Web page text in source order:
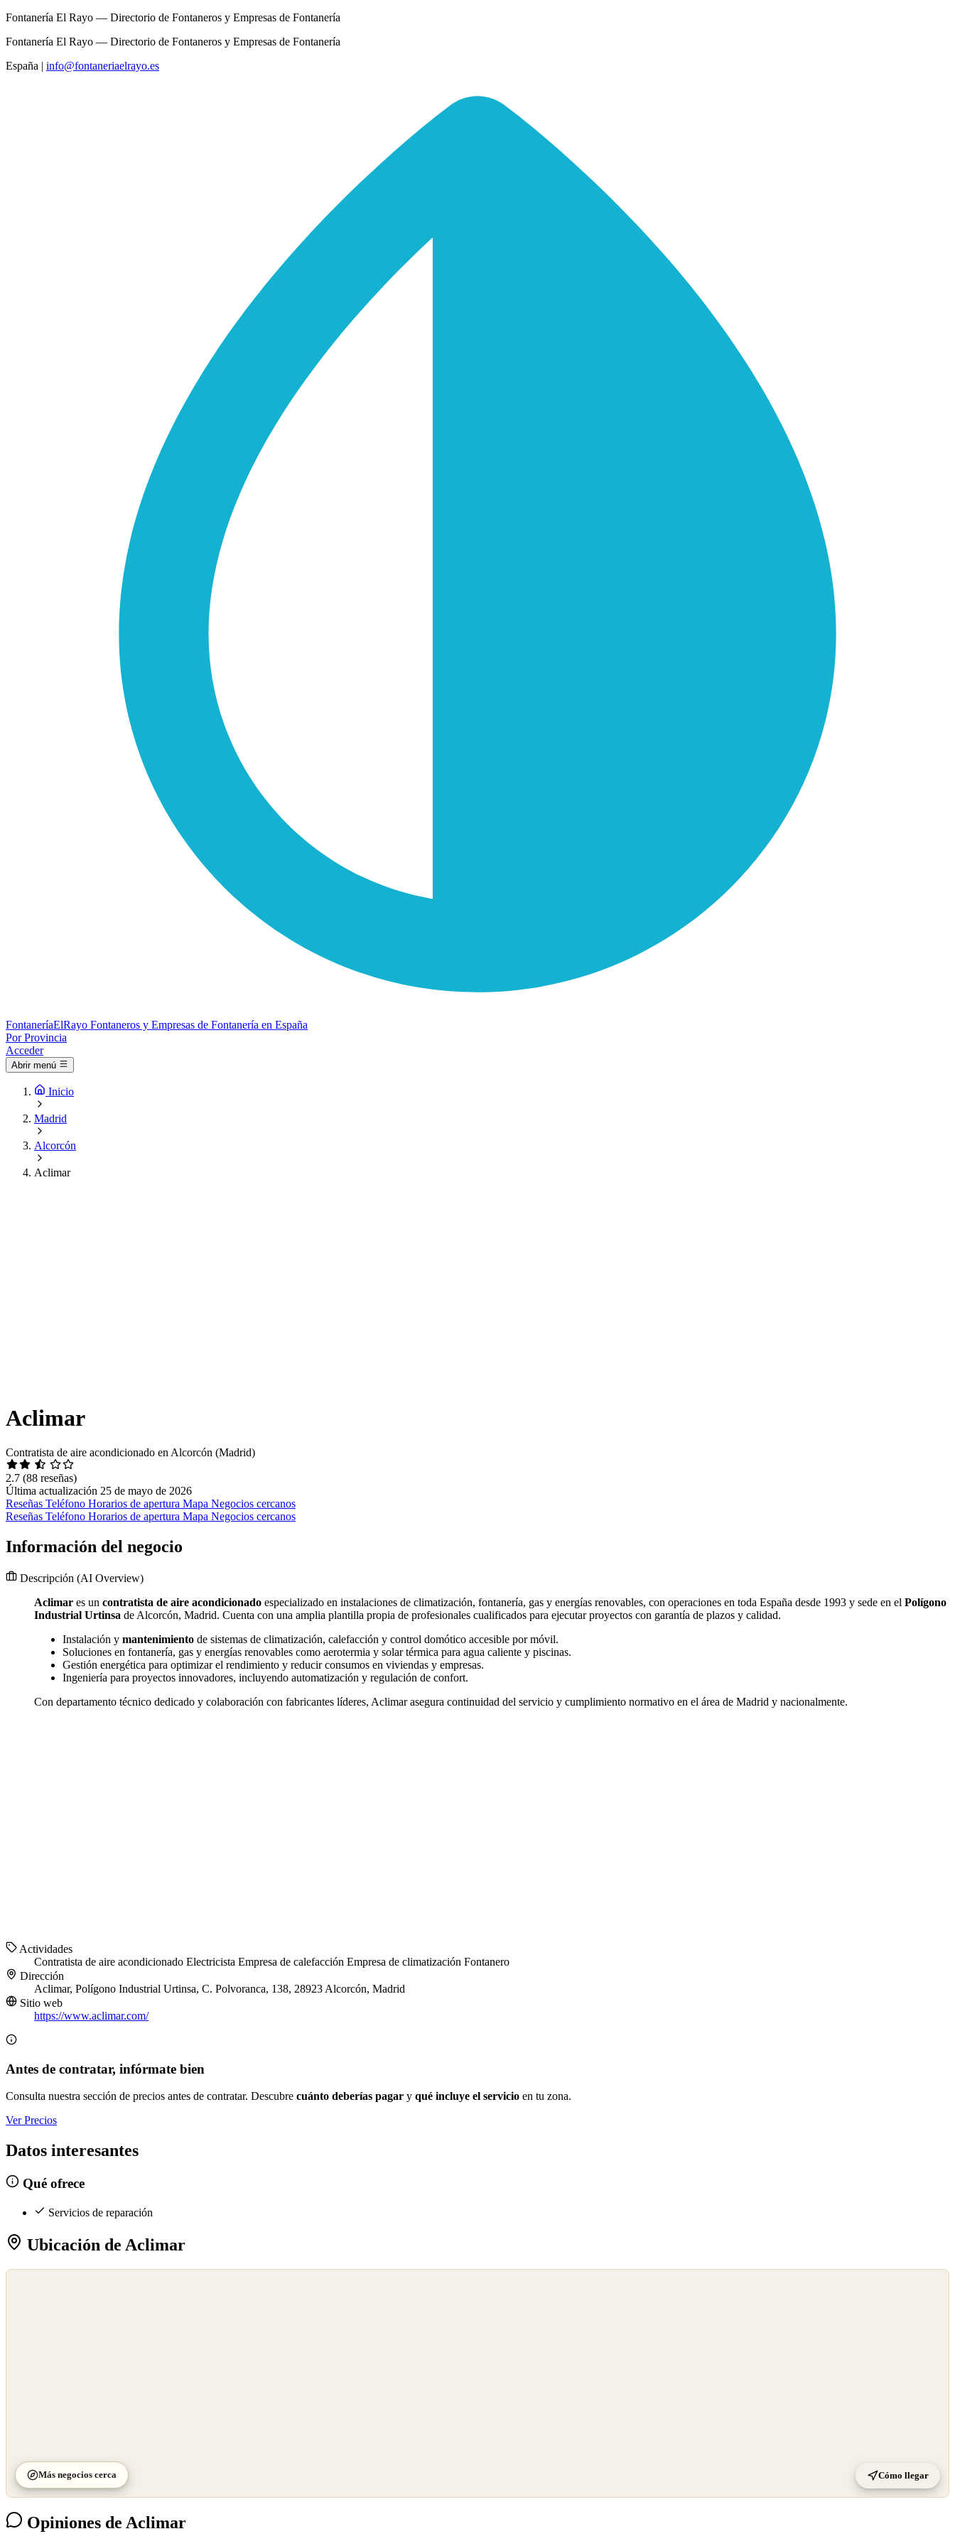
Fontanería El Rayo — Directorio de Fontaneros y Empresas de Fontanería
Fontanería El Rayo — Directorio de Fontaneros y Empresas de Fontanería
España | info@fontaneriaelrayo.es
FontaneríaElRayo Fontaneros y Empresas de Fontanería en España
Por Provincia
Acceder
Abrir menú
Inicio
Madrid
Alcorcón
Aclimar
Aclimar
Contratista de aire acondicionado en Alcorcón (Madrid)
2.7 (88 reseñas)
Última actualización 25 de mayo de 2026
Reseñas Teléfono Horarios de apertura Mapa Negocios cercanos
Reseñas Teléfono Horarios de apertura Mapa Negocios cercanos
Información del negocio
Descripción (AI Overview)
Aclimar es un contratista de aire acondicionado especializado en instalaciones de climatización, fontanería, gas y energías renovables, con operaciones en toda España desde 1993 y sede en el Polígono
Industrial Urtinsa de Alcorcón, Madrid. Cuenta con una amplia plantilla propia de profesionales cualificados para ejecutar proyectos con garantía de plazos y calidad.
Instalación y mantenimiento de sistemas de climatización, calefacción y control domótico accesible por móvil.
Soluciones en fontanería, gas y energías renovables como aerotermia y solar térmica para agua caliente y piscinas.
Gestión energética para optimizar el rendimiento y reducir consumos en viviendas y empresas.
Ingeniería para proyectos innovadores, incluyendo automatización y regulación de confort.
Con departamento técnico dedicado y colaboración con fabricantes líderes, Aclimar asegura continuidad del servicio y cumplimiento normativo en el área de Madrid y nacionalmente.
Actividades
Contratista de aire acondicionado Electricista Empresa de calefacción Empresa de climatización Fontanero
Dirección
Aclimar, Polígono Industrial Urtinsa, C. Polvoranca, 138, 28923 Alcorcón, Madrid
Sitio web
https://www.aclimar.com/
Antes de contratar, infórmate bien
Consulta nuestra sección de precios antes de contratar. Descubre cuánto deberías pagar y qué incluye el servicio en tu zona.
Ver Precios
Datos interesantes
Qué ofrece
Servicios de reparación
Ubicación de Aclimar
Más negocios cerca Cómo llegar
Opiniones de Aclimar